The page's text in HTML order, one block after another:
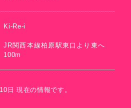
Ki-Re-i
JR関西本線柏原駅東口より東へ
100m
日 現在の情報です。